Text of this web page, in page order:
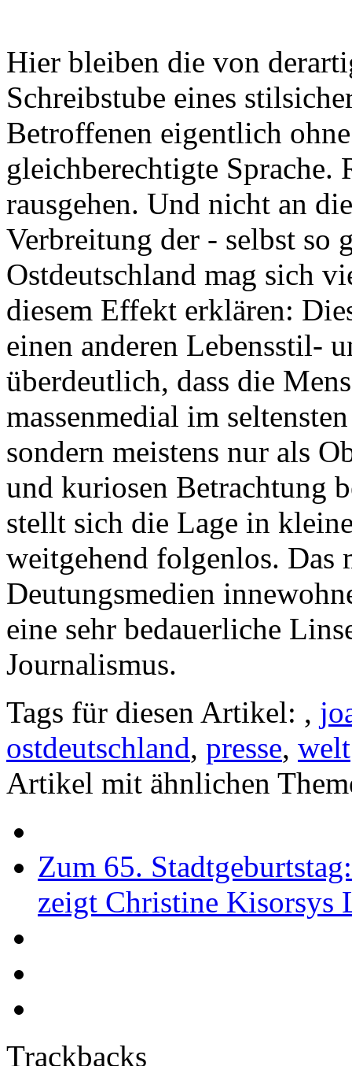
Hier bleiben die von
Schreibstube eines
Betroffenen eigentlich
gleichberechtigte Sprache.
rausgehen. Und nicht an
Verbreitung der - selbst so
Ostdeutschland mag sich
diesem Effekt erklären:
einen anderen Lebensstil-
überdeutlich, dass die
massenmedial im
sondern meistens nur als
und kuriosen Betrachtung
stellt sich die Lage in
weitgehend folgenlos. Das
Deutungsmedien
eine sehr bedauerliche
Journalismus.
Tags für diesen Artikel: ,
ostdeutschland, presse, welt
Artikel mit ähnlichen
Zum 65.
zeigt Christine Kisorsys
Trackbacks